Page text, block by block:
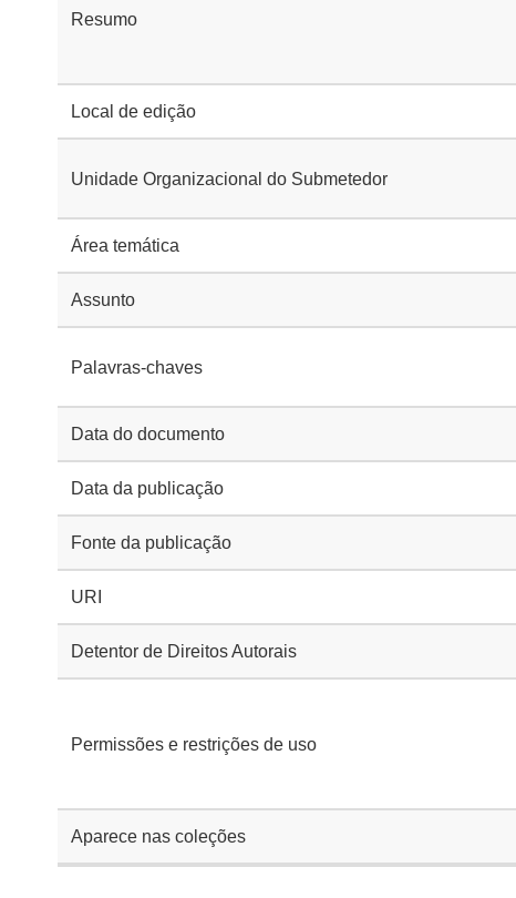
Resumo
Local de edição
Unidade Organizacional do Submetedor
Área temática
Assunto
Palavras-chaves
Data do documento
Data da publicação
Fonte da publicação
URI
Detentor de Direitos Autorais
Permissões e restrições de uso
Aparece nas coleções